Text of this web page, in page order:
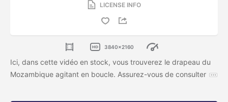
LICENSE INFO
3840x2160
Ici, dans cette vidéo en stock, vous trouverez le drapeau du
Mozambique agitant en boucle. Assurez-vous de consulter